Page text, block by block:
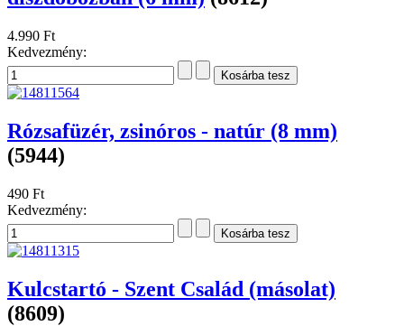
4.990 Ft
Kedvezmény:
Rózsafüzér, zsinóros - natúr (8 mm)
(5944)
490 Ft
Kedvezmény:
Kulcstartó - Szent Család (másolat)
(8609)